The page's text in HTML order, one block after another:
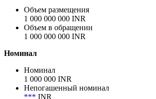
Прочие финансовые институты
Объём
1 000 000 000 INR
1 000 000 000 INR
Номинал